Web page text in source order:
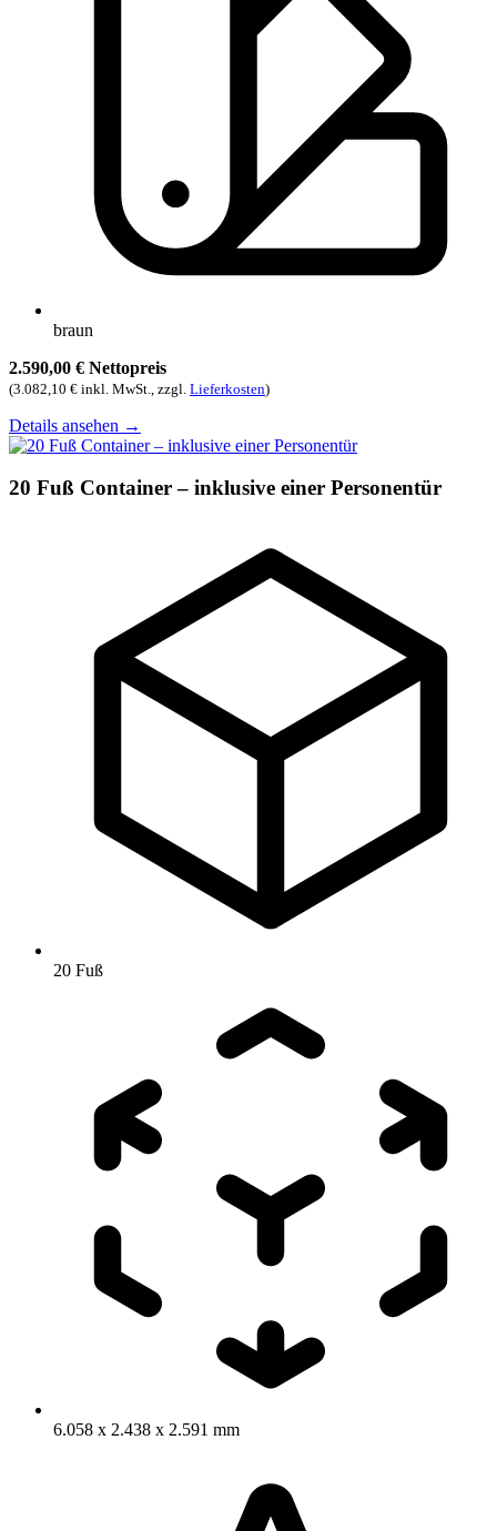
braun
2.590,00 € Nettopreis
(3.082,10 € inkl. MwSt., zzgl. Lieferkosten)
Details ansehen →
20 Fuß Container – inklusive einer Personentür
20 Fuß
6.058 x 2.438 x 2.591 mm